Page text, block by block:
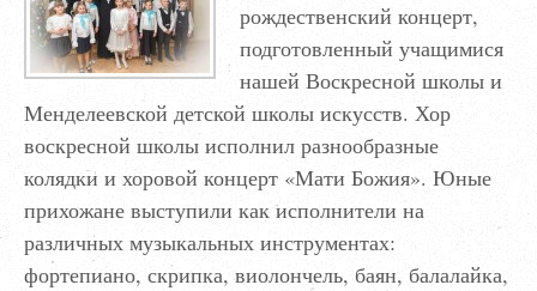
рождественский концерт,
подготовленный учащимися
нашей Воскресной школы и
Менделеевской детской школы искусств. Хор
воскресной школы исполнил разнообразные
колядки и хоровой концерт «Мати Божия». Юные
прихожане выступили как исполнители на
различных музыкальных инструментах:
фортепиано, скрипка, виолончель, баян, балалайка,